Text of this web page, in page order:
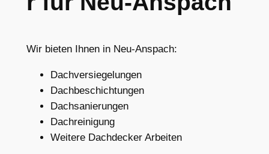
Wir bieten Ihnen in Neu-Anspach:
Dachversiegelungen
Dachbeschichtungen
Dachsanierungen
Dachreinigung
Weitere Dachdecker Arbeiten